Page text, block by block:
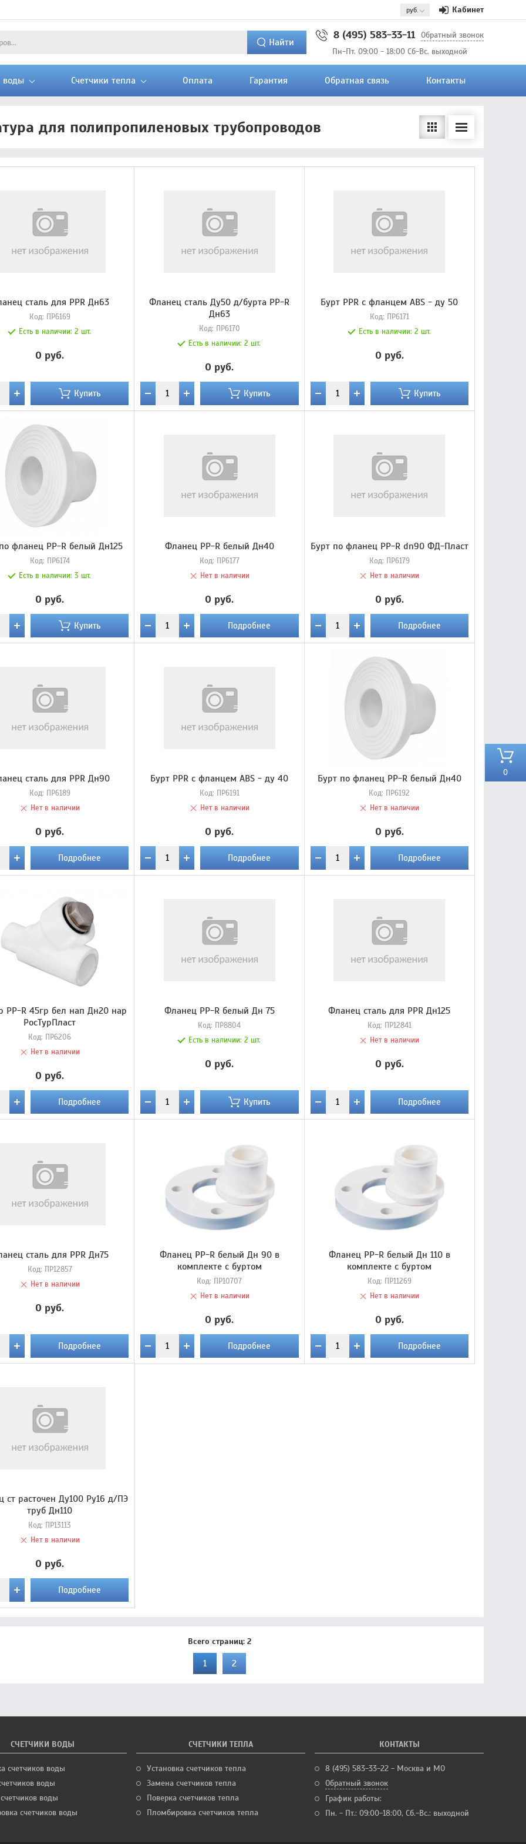
Кабинет
Найти
8 (495) 583-33-11 Обратный звонок
Пн-Пт. 09:00 - 18:00 Сб-Вс. выходной
воды Счетчики тепла Оплата Гарантия Обратная связь Контакты
0
для полипропиленовых трубопроводов
сталь для PPR Дн63
Код: ПР6169
Есть в наличии:2 шт.
0 руб.
Купить
Фланец сталь Ду50 д/бурта PP-R
Дн63
Код: ПР6170
Есть в наличии:2 шт.
0 руб.
Купить
Бурт PPR с фланцем ABS - ду 50
Код: ПР6171
Есть в наличии: 2 шт.
0 руб.
Купить
фланец PP-R белый Дн125
Код: ПР6174
Есть в наличии:3 шт.
0 руб.
Купить
Фланец PP-R белый Дн40
Код: ПР6177
Нет в наличии
0 руб.
Подробнее
Бурт по фланец PP-R dn90 ФД-Пласт
Код: ПР6179
Нет в наличии
0 руб.
Подробнее
сталь для PPR Дн90
Код: ПР6189
Нет в наличии
0 руб.
Подробнее
Бурт PPR с фланцем ABS - ду 40
Код: ПР6191
Нет в наличии
0 руб.
Подробнее
Бурт по фланец PP-R белый Дн40
Код: ПР6192
Нет в наличии
0 руб.
Подробнее
PP-R 45гр бел нап Дн20 нар
РосТурПласт
Код: ПР6206
Нет в наличии
0 руб.
Подробнее
Фланец PP-R белый Дн 75
Код: ПР8804
Есть в наличии:2 шт.
0 руб.
Купить
Фланец сталь для PPR Дн125
Код: ПР12841
Нет в наличии
0 руб.
Подробнее
сталь для PPR Дн75
Код: ПР12857
Нет в наличии
0 руб.
Подробнее
Фланец PP-R белый Дн 90 в
комплекте с буртом
Код: ПР10707
Нет в наличии
0 руб.
Подробнее
Фланец PP-R белый Дн 110 в
комплекте с буртом
Код: ПР11269
Нет в наличии
0 руб.
Подробнее
ст расточен Ду100 Ру16 д/ПЭ
труб Дн110
Код: ПР13113
Нет в наличии
0 руб.
Подробнее
Всего страниц: 2
1 2
СЧЕТЧИКИ ВОДЫ
счетчиков воды
воды
воды
счетчиков воды
СЧЕТЧИКИ ТЕПЛА
Установка счетчиков тепла
Замена счетчиков тепла
Поверка счетчиков тепла
Пломбировка счетчиков тепла
КОНТАКТЫ
8 (495) 583-33-22 - Москва и МО
Обратный звонок
График работы:
Пн. - Пт.: 09:00-18:00, Сб.-Вс.: выходной